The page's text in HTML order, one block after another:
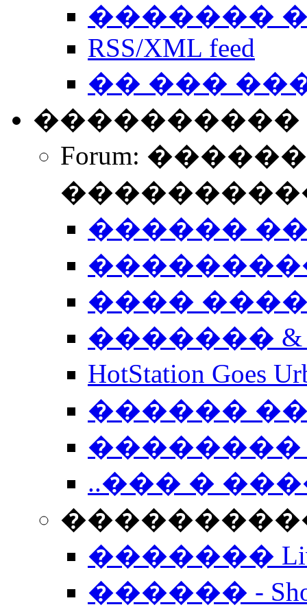
�������
RSS/XML feed
�� ���
����������
Forum:
������
����
�������
HotStation
������
��������
..��� �
����������
�������
������ -